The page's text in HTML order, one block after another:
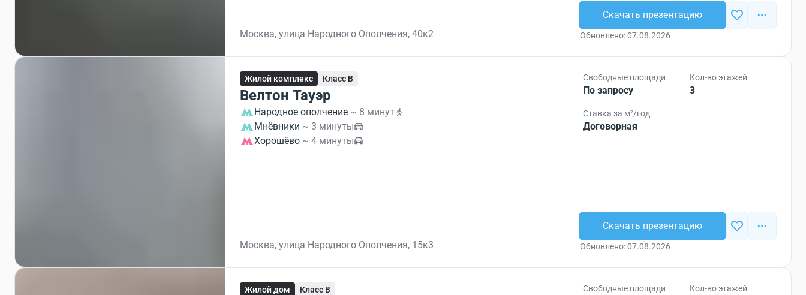
Москва, улица Народного Ополчения, 40к2
Скачать презентацию
Обновлено: 07.08.2026
Жилой комплекс Класс B
Велтон Тауэр
Народное ополчение ~ 8 минут
Мнёвники ~ 3 минуты
Хорошёво ~ 4 минуты
Москва, улица Народного Ополчения, 15к3
Свободные площади
По запросу
Кол-во этажей
3
Ставка за м²/год
Договорная
Скачать презентацию
Обновлено: 07.08.2026
Жилой дом Класс B Свободные площади Кол-во этажей